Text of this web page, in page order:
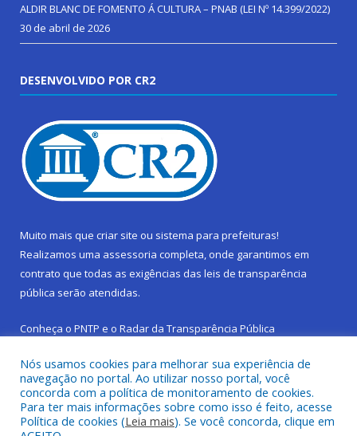
ALDIR BLANC DE FOMENTO Á CULTURA – PNAB (LEI Nº 14.399/2022)
30 de abril de 2026
DESENVOLVIDO POR CR2
Muito mais que criar site ou sistema para prefeituras!
Realizamos uma assessoria completa, onde garantimos em
contrato que todas as exigências das leis de transparência
pública serão atendidas.
Conheça o PNTP e o Radar da Transparência Pública
Todos os direitos reservados a Prefeitura Municipal de São
Sebastião da Boa Vista.
Nós usamos cookies para melhorar sua experiência de
navegação no portal. Ao utilizar nosso portal, você
concorda com a política de monitoramento de cookies.
Para ter mais informações sobre como isso é feito, acesse
Política de cookies (Leia mais). Se você concorda, clique em